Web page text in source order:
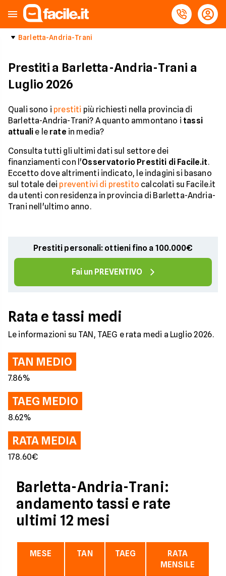
Barletta-Andria-Trani
Prestiti a Barletta-Andria-Trani a
Luglio 2026
Quali sono i prestiti più richiesti nella provincia di
Barletta-Andria-Trani? A quanto ammontano i tassi
attuali e le rate in media?
Consulta tutti gli ultimi dati sul settore dei
finanziamenti con l'Osservatorio Prestiti di Facile.it.
Eccetto dove altrimenti indicato, le indagini si basano
sul totale dei preventivi di prestito calcolati su Facile.it
da utenti con residenza in provincia di Barletta-Andria-
Trani nell'ultimo anno.
Prestiti personali: ottieni fino a 100.000€
Fai un PREVENTIVO
Rata e tassi medi
Le informazioni su TAN, TAEG e rata medi a Luglio 2026.
TAN MEDIO
7.86%
TAEG MEDIO
8.62%
RATA MEDIA
178.60€
Barletta-Andria-Trani:
andamento tassi e rate
ultimi 12 mesi
MESE TAN TAEG
RATA
MENSILE